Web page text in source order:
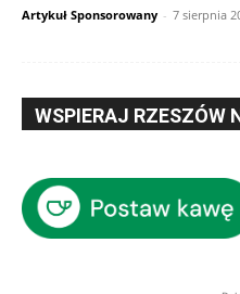
Artykuł Sponsorowany - 7 sierpnia
WSPIERAJ RZESZÓW